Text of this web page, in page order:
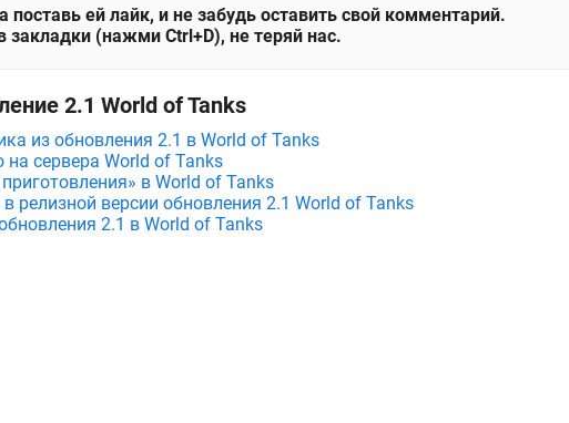
поставь ей лайк, и не забудь оставить свой комментарий.
(нажми Ctrl+D), не теряй нас.
2.1 World of Tanks
из обновления 2.1 в World of Tanks
на сервера World of Tanks
в World of Tanks
релизной версии обновления 2.1 World of Tanks
2.1 в World of Tanks